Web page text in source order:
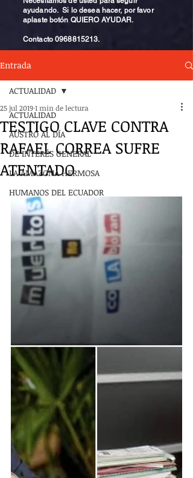
ayudando. Si lo desea hacer, por favor
aplaste botón QUIERO AYUDAR.
Contacto0968815213.
Entrada
ACTUALIDAD
AUSTRO AL DÍA
DE INTERÉS GENERAL
LA AMAZONA HERMOSA
HUMANOS DEL ECUADOR
ACTUALIDAD
TESTIGO CLAVE CONTRA
RAFAEL CORREA SUFRE
ATENTADO
25 jul 20191 min de lectura